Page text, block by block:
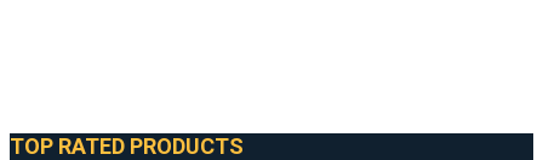
TOP RATED PRODUCTS